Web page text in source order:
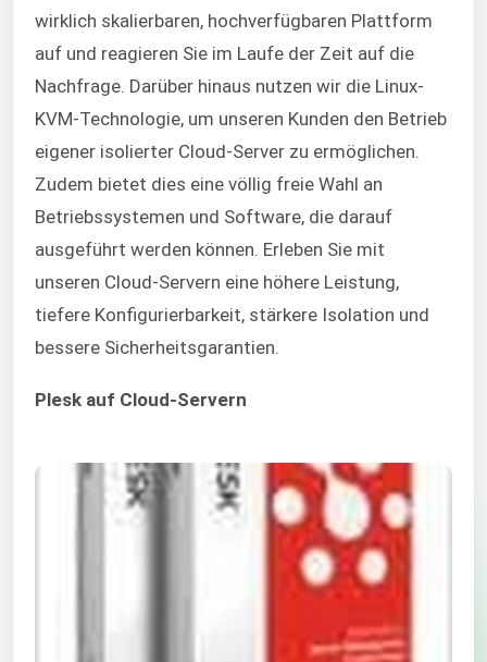
wirklich skalierbaren, hochverfügbaren Plattform
auf und reagieren Sie im Laufe der Zeit auf die
Nachfrage. Darüber hinaus nutzen wir die Linux-
KVM-Technologie, um unseren Kunden den Betrieb
eigener isolierter Cloud-Server zu ermöglichen.
Zudem bietet dies eine völlig freie Wahl an
Betriebssystemen und Software, die darauf
ausgeführt werden können. Erleben Sie mit
unseren Cloud-Servern eine höhere Leistung,
tiefere Konfigurierbarkeit, stärkere Isolation und
bessere Sicherheitsgarantien.
Plesk auf Cloud-Servern